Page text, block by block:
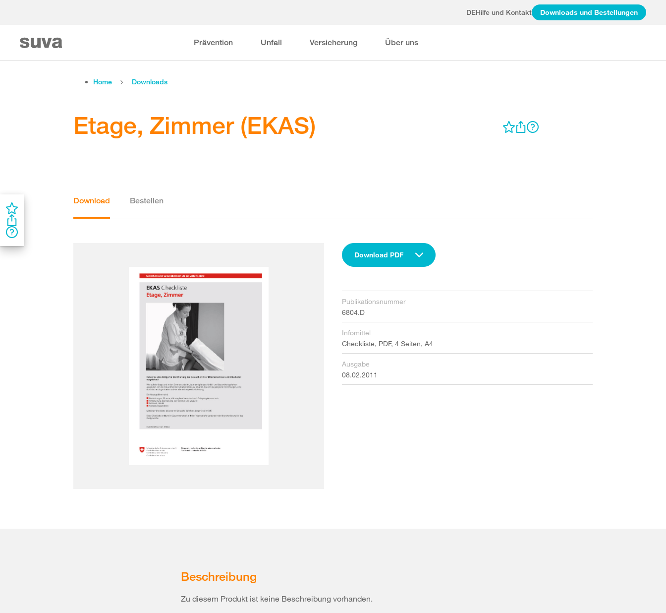
DEHilfe und Kontakt Downloads und Bestellungen
Prävention Unfall Versicherung Über uns
Home Downloads
Etage, Zimmer (EKAS)
Download Bestellen
Download PDF
Publikationsnummer
6804.D
Infomittel
Checkliste, PDF, 4 Seiten, A4
Ausgabe
08.02.2011
Beschreibung
Zu diesem Produkt ist keine Beschreibung vorhanden.